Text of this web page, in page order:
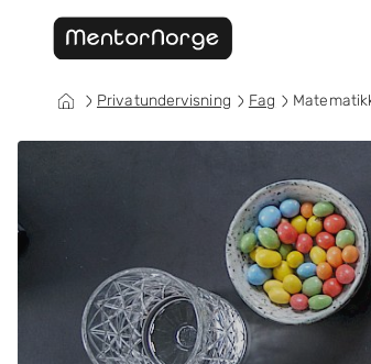
Privatundervisning Fag